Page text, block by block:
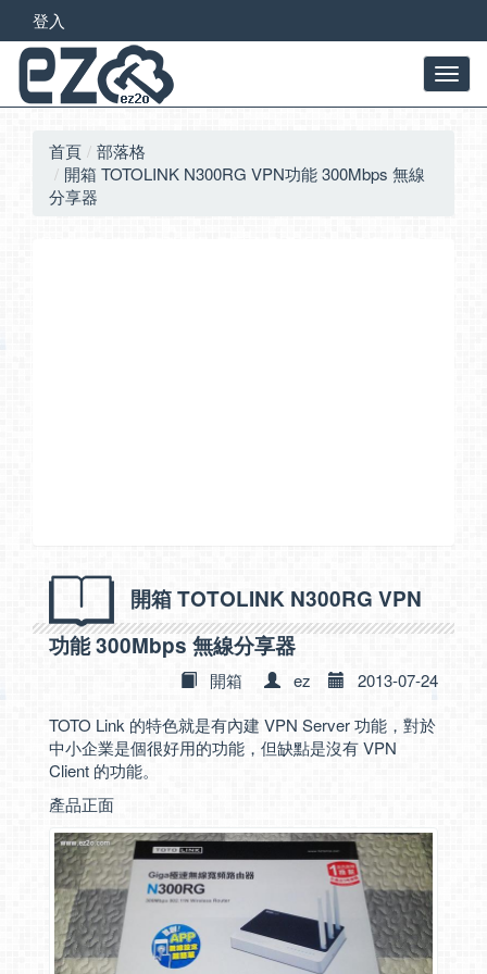
登入
首頁
部落格
開箱 TOTOLINK N300RG VPN功能 300Mbps 無線
分享器
開箱 TOTOLINK N300RG VPN
功能 300Mbps 無線分享器
開箱 ez
2013-07-24
TOTO Link 的特色就是有內建 VPN Server 功能，對於
中小企業是個很好用的功能，但缺點是沒有 VPN
Client 的功能。
產品正面